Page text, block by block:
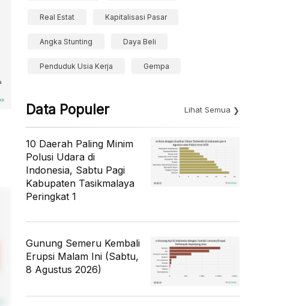
Real Estat Kapitalisasi Pasar
Angka Stunting Daya Beli
Penduduk Usia Kerja Gempa
Data Populer Lihat Semua
10 Daerah Paling Minim
Polusi Udara di
Indonesia, Sabtu Pagi
Kabupaten Tasikmalaya
Peringkat 1
Gunung Semeru Kembali
Erupsi Malam Ini (Sabtu,
8 Agustus 2026)